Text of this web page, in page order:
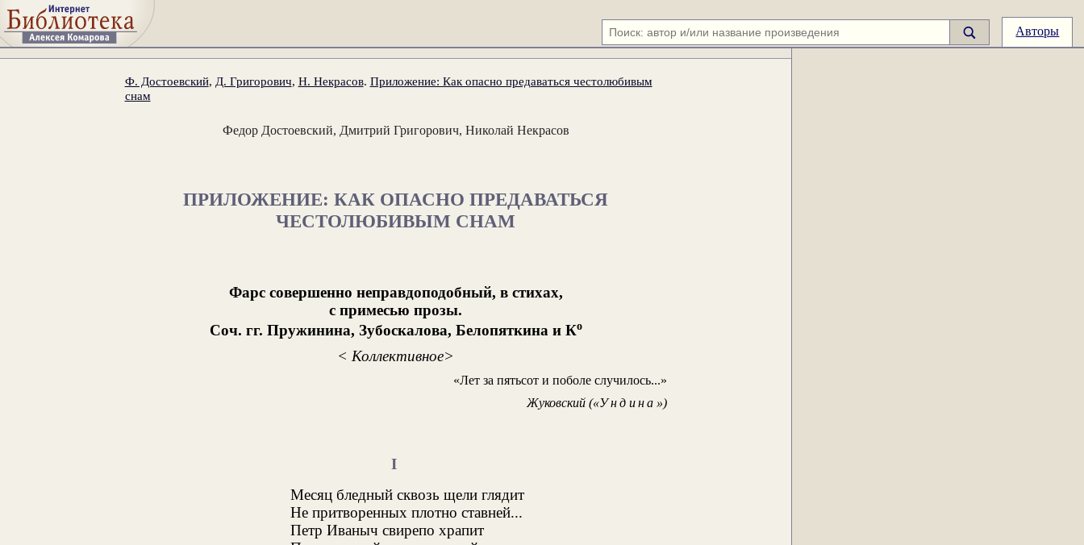
Авторы
Ф. Достоевский, Д. Григорович, Н. Некрасов. Приложение: Как опасно предаваться честолюбивым
снам
Федор Достоевский, Дмитрий Григорович, Николай Некрасов
ПРИЛОЖЕНИЕ: КАК ОПАСНО ПРЕДАВАТЬСЯ
ЧЕСТОЛЮБИВЫМ СНАМ
Фарс совершенно неправдоподобный, в стихах,
с примесью прозы.
Соч. гг. Пружинина, Зубоскалова, Белопяткина и Кo
< Коллективное>
«Лет за пятьсот и поболе случилось...»
Жуковский («Ундина »)
I
Месяц бледный сквозь щели глядит
Не притворенных плотно ставней...
Петр Иваныч свирепо храпит